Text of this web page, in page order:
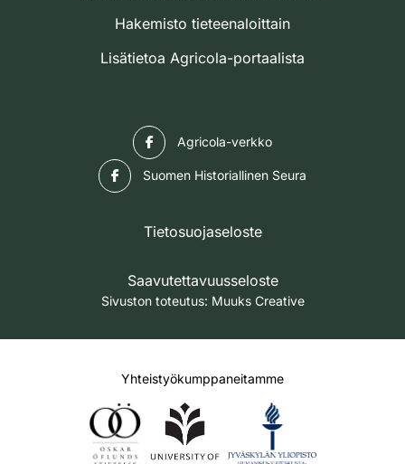
Hakemisto tieteenaloittain
Lisätietoa Agricola-portaalista
Agricola-verkko
Suomen Historiallinen Seura
Tietosuojaseloste
Saavutettavuusseloste
Sivuston toteutus: Muuks Creative
Yhteistyökumppaneitamme